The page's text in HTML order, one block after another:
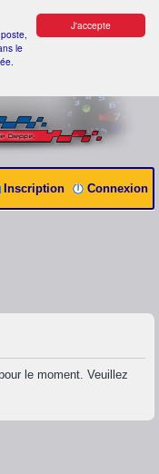
J'accepte
le
Connexion
Inscription
le moment. Veuillez